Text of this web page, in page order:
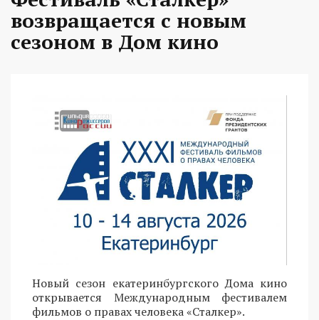
возвращается с новым
сезоном в Дом кино
Новый сезон екатеринбургского Дома кино
открывается Международным фестивалем
фильмов о правах человека «Сталкер».